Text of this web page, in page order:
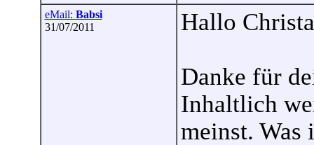
eMail: Babsi
31/07/2011
Hallo
Danke für
Inhaltlich
meinst. Was